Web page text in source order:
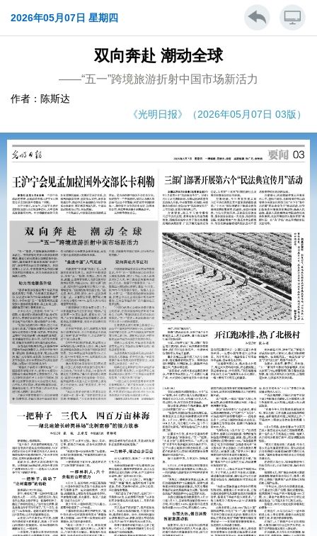
2026年05月07日 星期四
双向奔赴 潮动全球
——“五一”跨境旅游折射中国市场新活力
作者：陈斯达
《光明日报》（2026年05月07日 03版）